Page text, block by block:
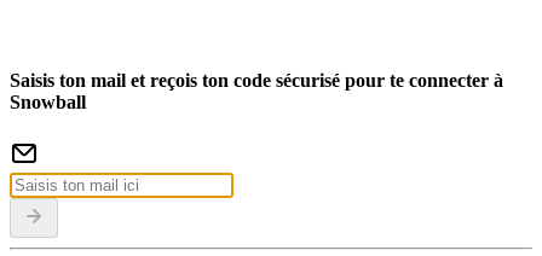
Saisis ton mail et reçois ton code sécurisé pour te connecter à
Snowball